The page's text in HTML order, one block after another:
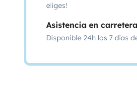
eliges!
Asistencia en
Disponible 24h los 7 días